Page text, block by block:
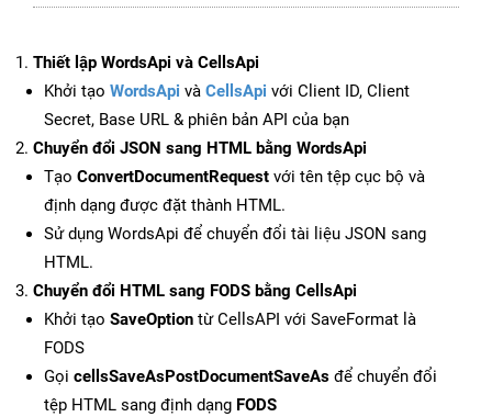
Thiết lập WordsApi và CellsApi
Khởi tạo WordsApi và CellsApi với Client ID, Client
Secret, Base URL & phiên bản API của bạn
Chuyển đổi JSON sang HTML bằng WordsApi
Tạo ConvertDocumentRequest với tên tệp cục bộ và
định dạng được đặt thành HTML.
Sử dụng WordsApi để chuyển đổi tài liệu JSON sang
HTML.
Chuyển đổi HTML sang FODS bằng CellsApi
Khởi tạo SaveOption từ CellsAPI với SaveFormat là
FODS
Gọi cellsSaveAsPostDocumentSaveAs để chuyển đổi
tệp HTML sang định dạng FODS